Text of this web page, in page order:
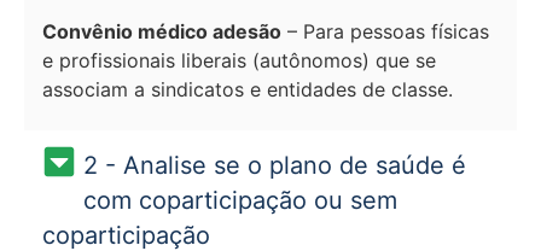
Convênio médico adesão – Para pessoas físicas
e profissionais liberais (autônomos) que se
associam a sindicatos e entidades de classe.
2 - Analise se o plano de saúde é
com coparticipação ou sem
coparticipação